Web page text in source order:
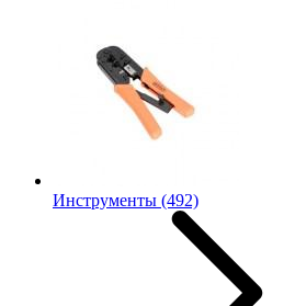
Инструменты (492)